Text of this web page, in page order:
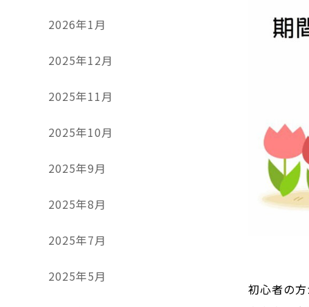
初心者の
2026年1月
2025年12月
2025年11月
2025年10月
2025年9月
2025年8月
2025年7月
2025年5月